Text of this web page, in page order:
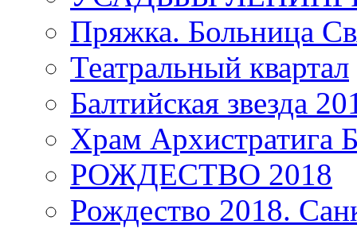
Пряжка. Больница
Театральный квартал
Балтийская звезда
Храм
РОЖДЕСТВО 2018
Рождество 2018.